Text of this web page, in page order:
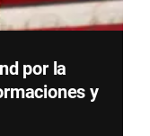
por la
y